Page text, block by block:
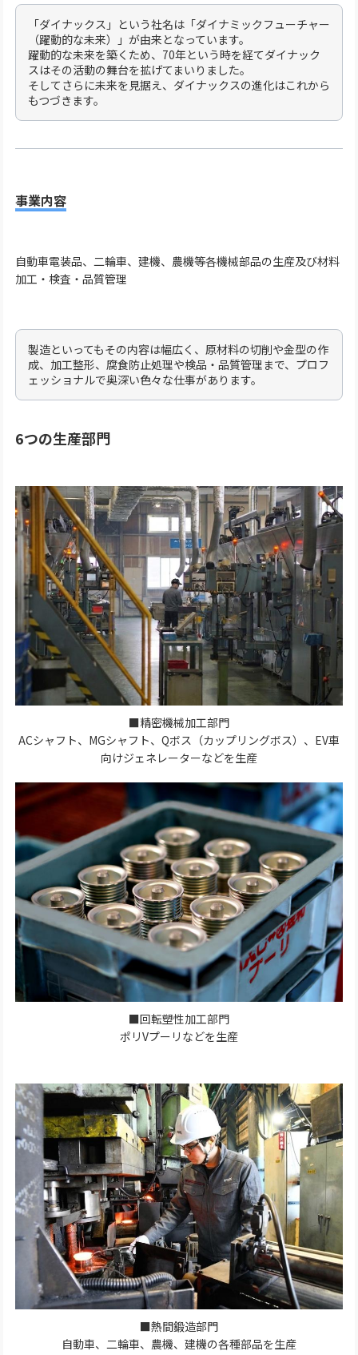
「ダイナックス」という社名は「ダイナミックフューチャー
（躍動的な未来）」が由来となっています。
躍動的な未来を築くため、70年という時を経てダイナック
スはその活動の舞台を拡げてまいりました。
そしてさらに未来を見据え、ダイナックスの進化はこれから
もつづきます。
事業内容
自動車電装品、二輪車、建機、農機等各機械部品の生産及び材料
加工・検査・品質管理
製造といってもその内容は幅広く、原材料の切削や金型の作
成、加工整形、腐食防止処理や検品・品質管理まで、プロフ
ェッショナルで奥深い色々な仕事があります。
6つの生産部門
■精密機械加工部門
ACシャフト、MGシャフト、Qボス（カップリングボス）、EV車
向けジェネレーターなどを生産
■回転塑性加工部門
ポリVプーリなどを生産
■熱間鍛造部門
自動車、二輪車、農機、建機の各種部品を生産